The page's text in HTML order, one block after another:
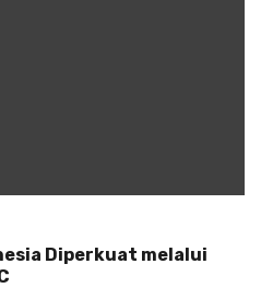
Diperkuat melalui